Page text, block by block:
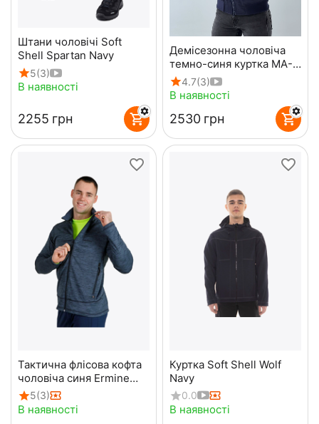
Штани чоловічі Soft
Shell Spartan Navy
5(3)
В наявності
‍2255‍ грн
Демісезонна чоловіча
темно-синя куртка MA-1
Gen 2 Navy
4.7(3)
В наявності
‍2530‍ грн
Тактична флісова кофта
чоловіча синя Ermine
Navy
5(3)
В наявності
Куртка Soft Shell Wolf
Navy
0.0
В наявності